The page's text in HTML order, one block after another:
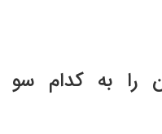
را به کدام سو